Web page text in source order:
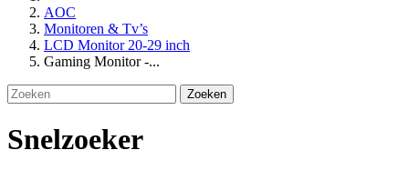
AOC
Monitoren & Tv’s
LCD Monitor 20-29 inch
Gaming Monitor -...
Zoeken
Snelzoeker